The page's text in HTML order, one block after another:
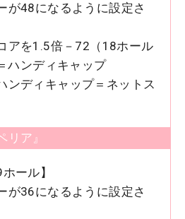
が48になるように設定さ
アを1.5倍－72（18ホール
ハンディキャップ
ンディキャップ＝ネットス
ア』
ール】
が36になるように設定さ